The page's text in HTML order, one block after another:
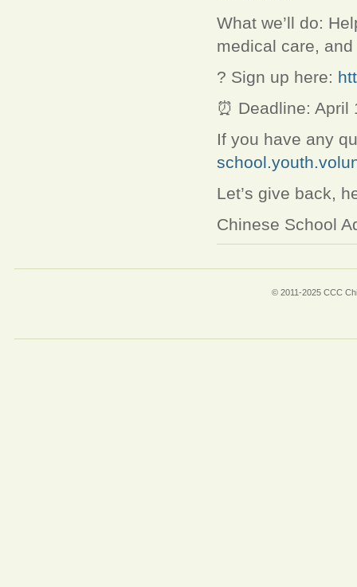
What we’ll do:
medical care,
? Sign up here:
⏰ Deadline:
If you have any
Let’s give back,
Chinese School
© 2011-2025 CCC